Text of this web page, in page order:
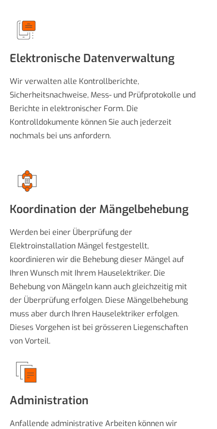
Elektronische Datenverwaltung
Wir verwalten alle Kontrollberichte,
Sicherheitsnachweise, Mess- und Prüfprotokolle und
Berichte in elektronischer Form. Die
Kontrolldokumente können Sie auch jederzeit
nochmals bei uns anfordern.
Koordination der Mängelbehebung
Werden bei einer Überprüfung der
Elektroinstallation Mängel festgestellt,
koordinieren wir die Behebung dieser Mängel auf
Ihren Wunsch mit Ihrem Hauselektriker. Die
Behebung von Mängeln kann auch gleichzeitig mit
der Überprüfung erfolgen. Diese Mängelbehebung
muss aber durch Ihren Hauselektriker erfolgen.
Dieses Vorgehen ist bei grösseren Liegenschaften
von Vorteil.
Administration
Anfallende administrative Arbeiten können wir